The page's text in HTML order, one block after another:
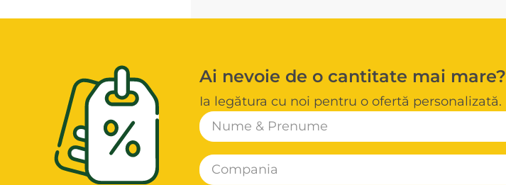
Ai nevoie de o cantitate mai mare?
Ia legătura cu noi pentru o ofertă personalizată.